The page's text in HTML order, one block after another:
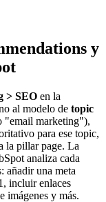
y
> SEO en la
al modelo de topic
"email marketing"),
para ese topic,
la pillar page. La
analiza cada
añadir una meta
incluir enlaces
imágenes y más.